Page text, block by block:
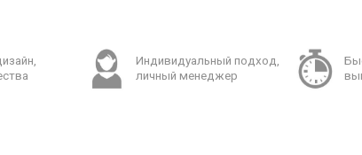
Индивидуальный подход,
личный менеджер